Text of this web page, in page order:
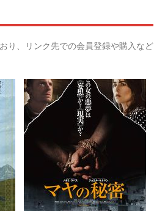
り、リンク先での会員登録や購入など